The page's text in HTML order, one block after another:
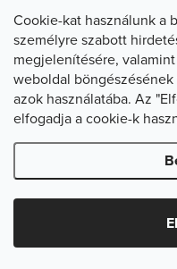
Cookie-kat használunk a
személyre szabott
megjelenítésére,
weboldal
azok használatába. Az
elfogadja a cookie-k
Kövessen minket
Copyright 2026